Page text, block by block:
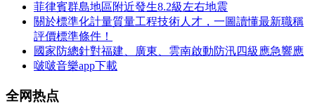
菲律賓群島地區附近發生8.2級左右地震
關於標準化計量質量工程技術人才，一圖讀懂最新職稱
評價標準條件！
國家防總針對福建、廣東、雲南啟動防汛四級應急響應
啵啵音樂app下載
全网热点